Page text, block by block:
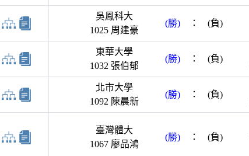
吳鳳科大
1025 周建豪
(勝) ： (負)
東華大學
1032 張伯郁
(勝) ： (負)
北市大學
1092 陳晨新
(勝) ： (負)
臺灣體大
1067 廖品鴻
(勝) ： (負)